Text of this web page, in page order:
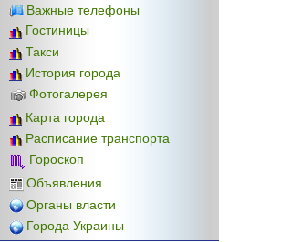
Важные телефоны
Гостиницы
Такси
История города
Фотогалерея
Карта города
Расписание транспорта
Гороскоп
Объявления
Органы власти
Города Украины